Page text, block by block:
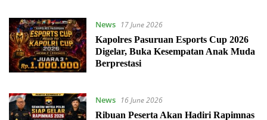
News
17 June 2026
Kapolres Pasuruan Esports Cup 2026
Digelar, Buka Kesempatan Anak Muda
Berprestasi
News
16 June 2026
Ribuan Peserta Akan Hadiri Rapimnas